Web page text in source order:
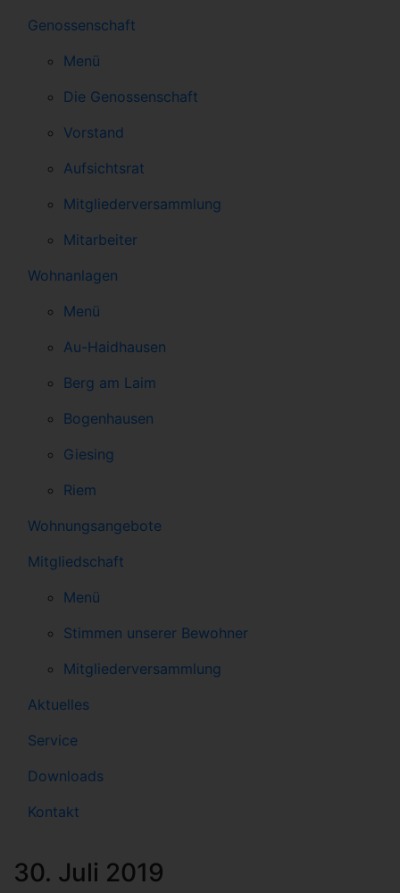
Genossenschaft
Menü
Die Genossenschaft
Vorstand
Aufsichtsrat
Mitgliederversammlung
Mitarbeiter
Wohnanlagen
Menü
Au-Haidhausen
Berg am Laim
Bogenhausen
Giesing
Riem
Wohnungsangebote
Mitgliedschaft
Menü
Stimmen unserer Bewohner
Mitgliederversammlung
Aktuelles
Service
Downloads
Kontakt
30. Juli 2019